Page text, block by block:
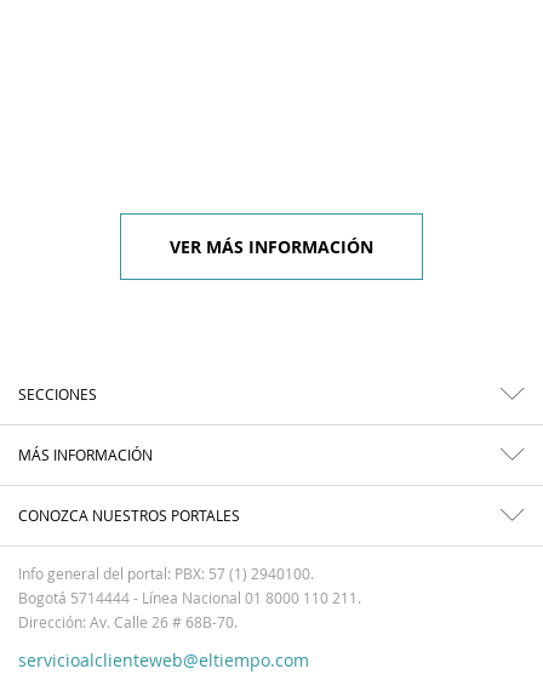
VER MÁS INFORMACIÓN
SECCIONES
MÁS INFORMACIÓN
CONOZCA NUESTROS PORTALES
Info general del portal: PBX: 57 (1) 2940100.
Bogotá 5714444 - Línea Nacional 01 8000 110 211.
Dirección: Av. Calle 26 # 68B-70.
servicioalclienteweb@eltiempo.com